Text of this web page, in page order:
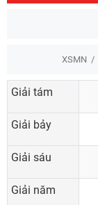
XSMN
Giải tám
Giải bảy
Giải sáu
Giải năm